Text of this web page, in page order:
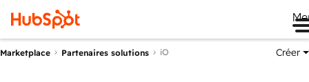
Marketplace Partenaires solutions iO Créer